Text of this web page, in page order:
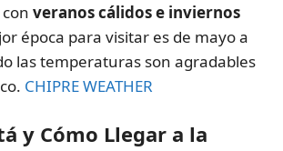
veranos cálidos e inviernos
época para visitar es de mayo a
las temperaturas son agradables
CHIPRE WEATHER
y Cómo Llegar a la